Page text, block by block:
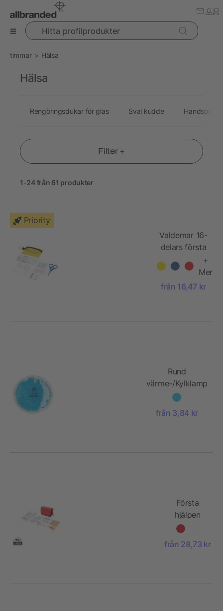
Hitta profilprodukter
timmar Hälsa
Filter +
1-24 från 61 produkter
Priority
Valdemar 16-
delars första
hjälpen-set i
påse med
nyckelring
+
Mer
från 16,47 kr
Rund
värme-/Kylklamp
med färgade
vattenpärlor
från 3,84 kr
Första
hjälpen
från 28,73 kr
Hälsa
Rengöringsdukar för glas Sval kudde Handsprit